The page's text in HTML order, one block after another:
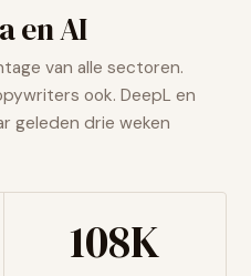
en AI
van alle sectoren.
ook. DeepL en
geleden drie weken
108K